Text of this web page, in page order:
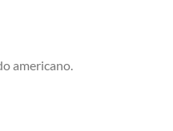
americano.